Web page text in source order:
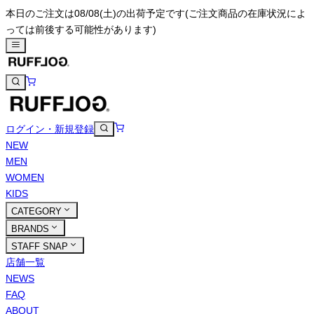
本日のご注文は08/08(土)の出荷予定です(ご注文商品の在庫状況によ
っては前後する可能性があります)
ログイン・新規登録
NEW
MEN
WOMEN
KIDS
CATEGORY
BRANDS
STAFF SNAP
店舗一覧
NEWS
FAQ
ABOUT